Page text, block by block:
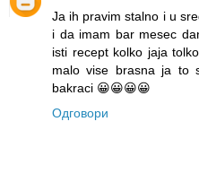
Ja ih pravim stalno i u
i da imam bar mesec
isti recept kolko jaja
malo vise brasna ja to
bakraci 😀😀😀😀
Одговори